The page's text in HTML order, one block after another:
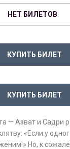
— Азват и Садри
«Если у
Но, к
НЕТ БИЛЕТОВ
КУПИТЬ БИЛЕТ
КУПИТЬ БИЛЕТ